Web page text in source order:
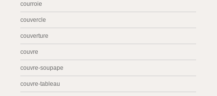
courroie
couvercle
couverture
couvre
couvre-soupape
couvre-tableau